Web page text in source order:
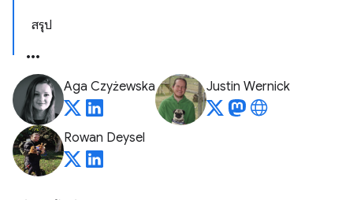
สรุป
Aga Czyżewska Justin Wernick
Rowan Deysel